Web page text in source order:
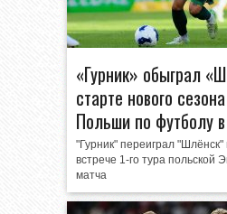
«Гурник» обыграл
старте нового
Польши по футболу
"Гурник" переиграл
встрече 1-го тура польской
матча